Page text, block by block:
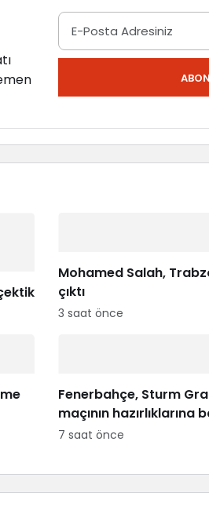
Mohamed Salah,
çıktı
3 saat önce
Fenerbahçe, Sturm
maçının hazırlıklarına
7 saat önce